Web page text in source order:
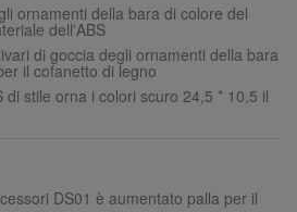
ornamenti della bara di colore del
dell'ABS
di goccia degli ornamenti della bara
il cofanetto di legno
di stile orna i colori scuro 24,5 * 10,5 il
DS01 è aumentato palla per il